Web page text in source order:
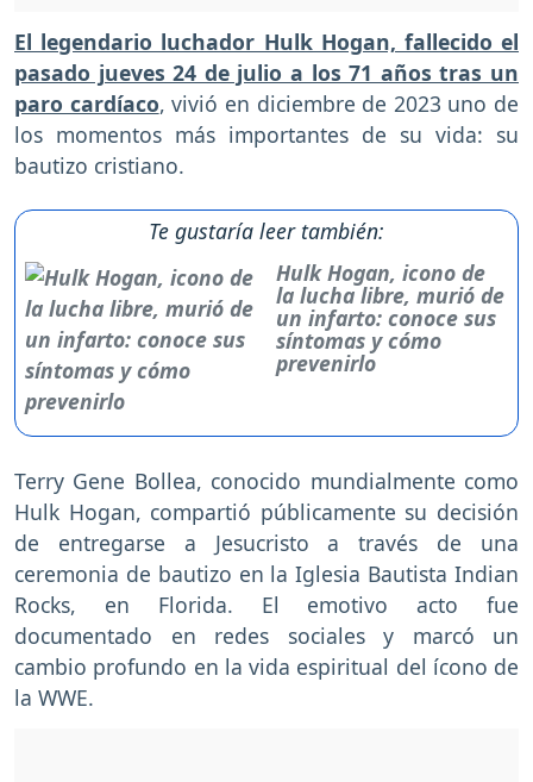
El legendario luchador Hulk Hogan, fallecido el
pasado jueves 24 de julio a los 71 años tras un
paro cardíaco, vivió en diciembre de 2023 uno de
los momentos más importantes de su vida: su
bautizo cristiano.
Te gustaría leer también:
Hulk Hogan, icono de
la lucha libre, murió de
un infarto: conoce sus
síntomas y cómo
prevenirlo
Terry Gene Bollea, conocido mundialmente como
Hulk Hogan, compartió públicamente su decisión
de entregarse a Jesucristo a través de una
ceremonia de bautizo en la Iglesia Bautista Indian
Rocks, en Florida. El emotivo acto fue
documentado en redes sociales y marcó un
cambio profundo en la vida espiritual del ícono de
la WWE.